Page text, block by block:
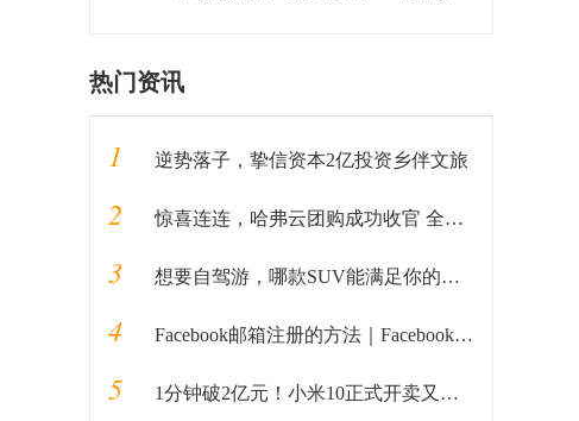
热门资讯
1 逆势落子，挚信资本2亿投资乡伴文旅
2 惊喜连连，哈弗云团购成功收官 全民掘金计划接踵而至
3 想要自驾游，哪款SUV能满足你的所有预期？
4 Facebook邮箱注册的方法｜Facebook如何用邮箱注册的教程全解析
5 1分钟破2亿元！小米10正式开卖又售罄，雷军惯例被质疑“耍猴”